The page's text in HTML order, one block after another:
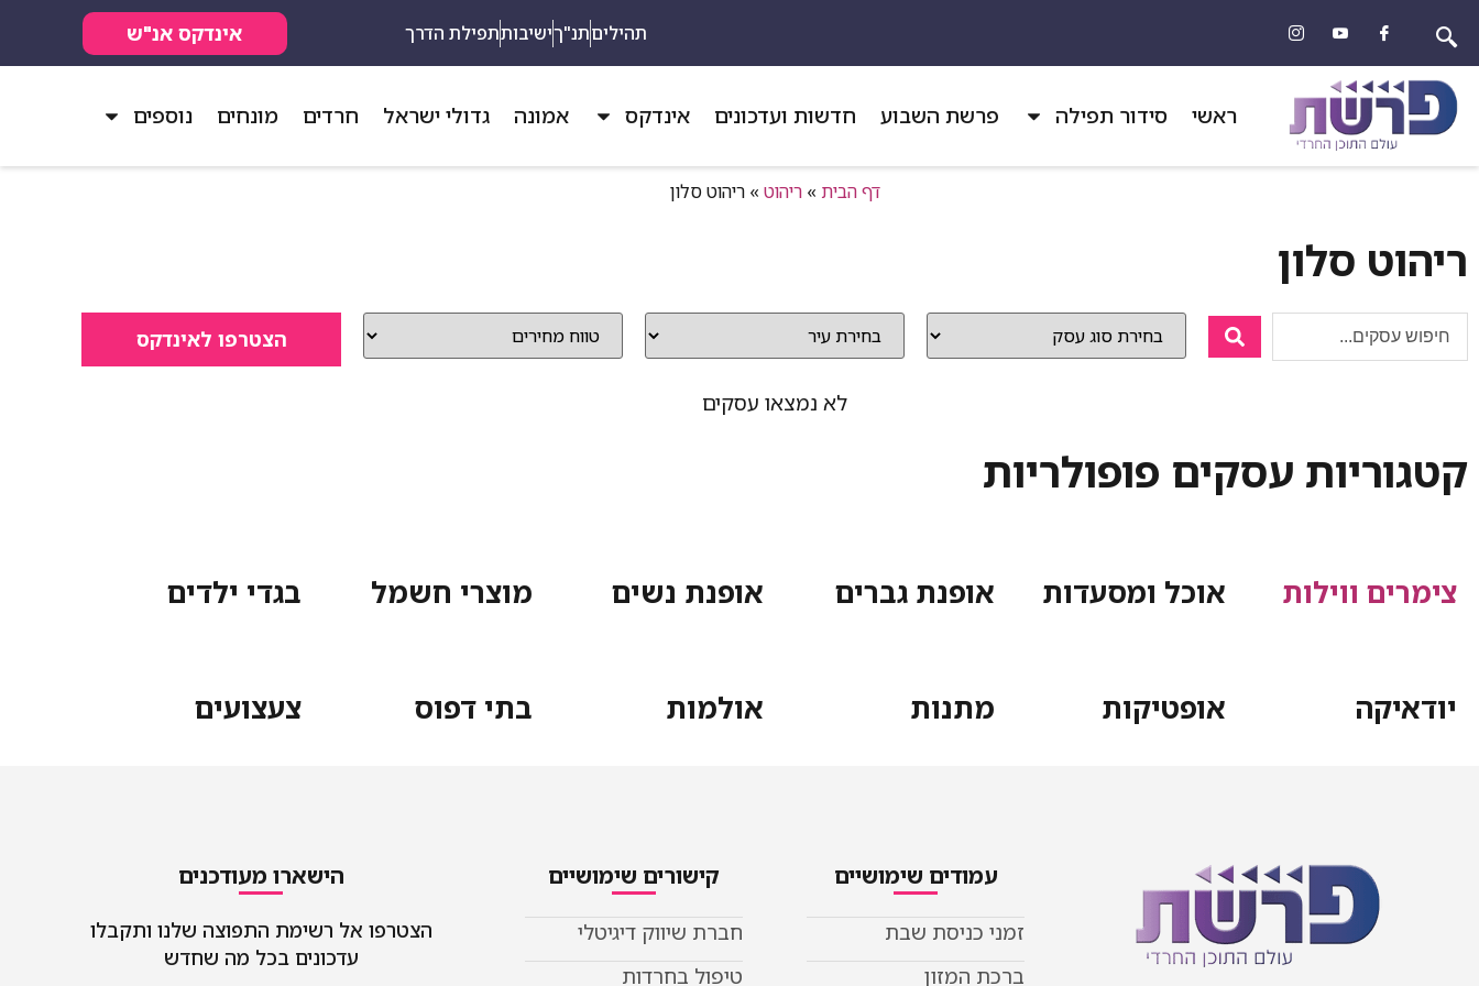
תהיליםתנ"ךישיבותתפילת הדרך אינדקס אנ"ש
ראשי סידור תפילה פרשת השבוע חדשות ועדכונים אינדקס אמונה גדולי ישראל חרדים מונחים נוספים
דף הבית »ריהוט »ריהוט סלון
ריהוט סלון
הצטרפו לאינדקס
לא נמצאו עסקים
קטגוריות עסקים פופולריות
צימרים ווילות אוכל ומסעדות אופנת גברים אופנת נשים מוצרי חשמל בגדי ילדים
יודאיקה אופטיקות מתנות אולמות בתי דפוס צעצועים
עמודים שימושיים
זמני כניסת שבת
ברכת המזון
קישורים שימושיים
חברת שיווק דיגיטלי
טיפול בחרדות
הישארו מעודכנים
הצטרפו אל רשימת התפוצה שלנו ותקבלו
עדכונים בכל מה שחדש